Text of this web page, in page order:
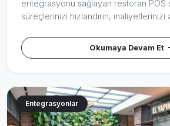
entegrasyonu sağlayan restoran POS
süreçlerinizi hızlandırın, maliyetlerinizi
Okumaya Devam Et
Entegrasyonlar